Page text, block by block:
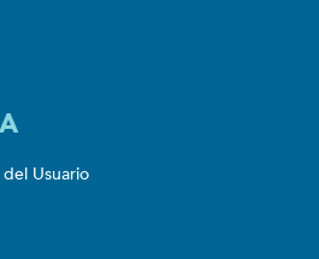
Usuario